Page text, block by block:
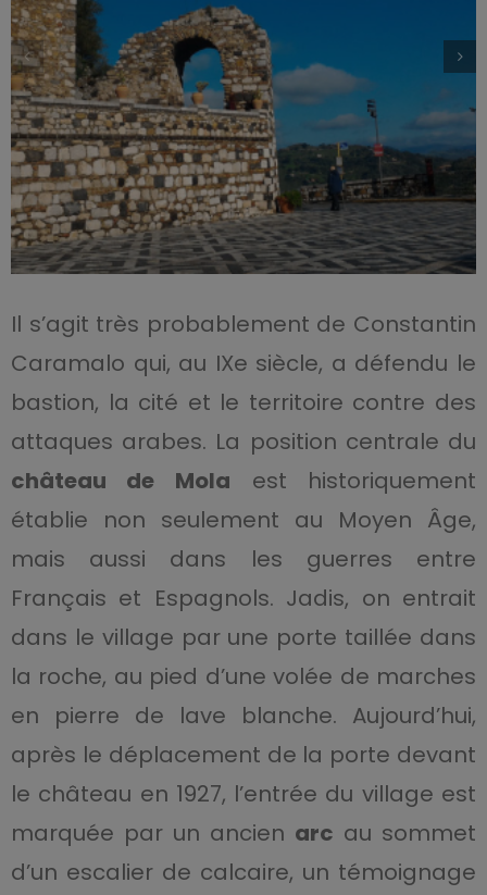
Il s’agit très probablement de Constantin
Caramalo qui, au IXe siècle, a défendu le
bastion, la cité et le territoire contre des
attaques arabes. La position centrale du
château de Mola est historiquement
établie non seulement au Moyen Âge,
mais aussi dans les guerres entre
Français et Espagnols. Jadis, on entrait
dans le village par une porte taillée dans
la roche, au pied d’une volée de marches
en pierre de lave blanche. Aujourd’hui,
après le déplacement de la porte devant
le château en 1927, l’entrée du village est
marquée par un ancien arc au sommet
d’un escalier de calcaire, un témoignage